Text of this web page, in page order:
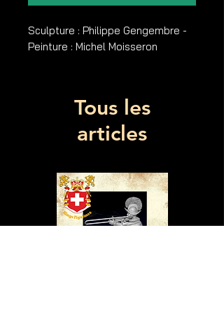
Sculpture : Philippe Gengembre -
Peinture : Michel Moisseron
Tous les
articles